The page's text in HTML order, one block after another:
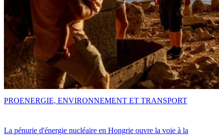
La pénurie d'énergie nucléaire en Hongrie ouvre la voie à la
PROENERGIE, ENVIRONNEMENT ET TRANSPORT